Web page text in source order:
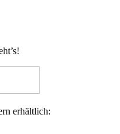
erhältlich: